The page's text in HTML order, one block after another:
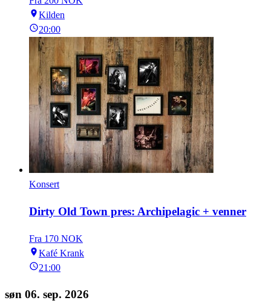
Kilden
20:00
Konsert
Dirty Old Town pres: Archipelagic + venner
Fra 170 NOK
Kafé Krank
21:00
søn 06. sep. 2026